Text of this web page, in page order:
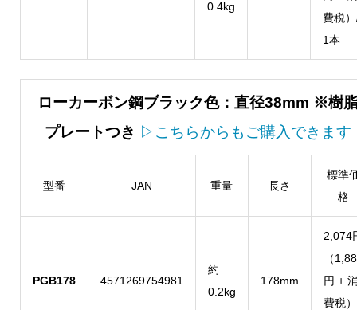
0.4kg
費税
1本
ローカーボン鋼ブラック色：直径38mm ※樹
プレートつき ▷こちらからもご購入できます
型番 JAN 重量 長さ
標準
格
PGB178 4571269754981
約
0.2kg
178mm
2,074
（
円 +
費税